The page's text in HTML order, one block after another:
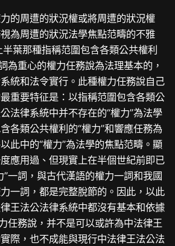
的周遭的狀況權或將周遭的狀況權
為周遭的狀況法學焦點范疇的不雅
葉那種指稱范圍包含各類公共權利
為重心的權力任務說為法理基本的，
統和法令實行。此種權力任務說自己
重要特征是：以指稱范圍包含各類公
法律系統中并不存在的“權力”為法學
各類公共權利的“權力”和響應任務為
此中的“權力”為法學的焦點范疇。顯
應用過、但現實上在半個世紀前即已
”一詞，與古代漢語的權力一詞和我國
一詞，都是完整脫節的。因此，以此
王法公法律系統中都沒有基本和依據
任務說，并不是可以或許為中法律王
際，也不成能與現行中法律王法公法